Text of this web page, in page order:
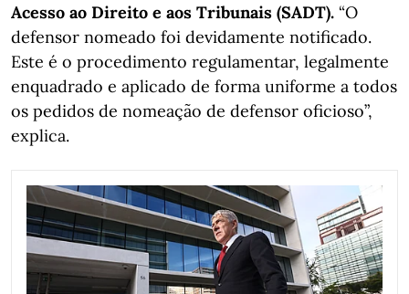
Acesso ao Direito e aos Tribunais (SADT). “O
defensor nomeado foi devidamente notificado.
Este é o procedimento regulamentar, legalmente
enquadrado e aplicado de forma uniforme a todos
os pedidos de nomeação de defensor oficioso”,
explica.